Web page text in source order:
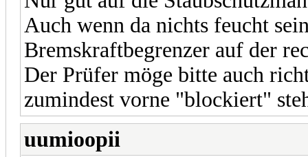
Auch wenn da nichts feucht
Bremskraftbegrenzer auf der
Der Prüfer möge bitte auch
zumindest vorne "blockiert"
uumioopii